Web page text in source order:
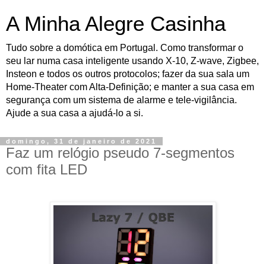
A Minha Alegre Casinha
Tudo sobre a domótica em Portugal. Como transformar o
seu lar numa casa inteligente usando X-10, Z-wave, Zigbee,
Insteon e todos os outros protocolos; fazer da sua sala um
Home-Theater com Alta-Definição; e manter a sua casa em
segurança com um sistema de alarme e tele-vigilância.
Ajude a sua casa a ajudá-lo a si.
domingo, 31 de janeiro de 2021
Faz um relógio pseudo 7-segmentos
com fita LED